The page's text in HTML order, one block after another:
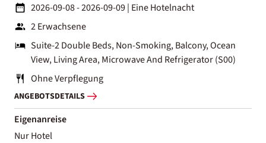
2026-09-08 - 2026-09-09| Eine Hotelnacht
2 Erwachsene
Suite-2 Double Beds, Non-Smoking, Balcony, Ocean
View, Living Area, Microwave And Refrigerator (S00)
Ohne Verpflegung
ANGEBOTSDETAILS
Eigenanreise
Nur Hotel